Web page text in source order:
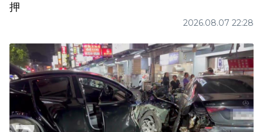
押
2026.08.07 22:28